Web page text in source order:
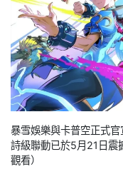
暴雪娛樂與卡普空正式
詩級聯動已於5月21日震
觀看）